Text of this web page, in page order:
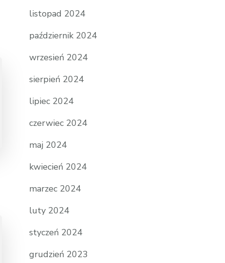
listopad 2024
październik 2024
wrzesień 2024
sierpień 2024
lipiec 2024
czerwiec 2024
maj 2024
kwiecień 2024
marzec 2024
luty 2024
styczeń 2024
grudzień 2023